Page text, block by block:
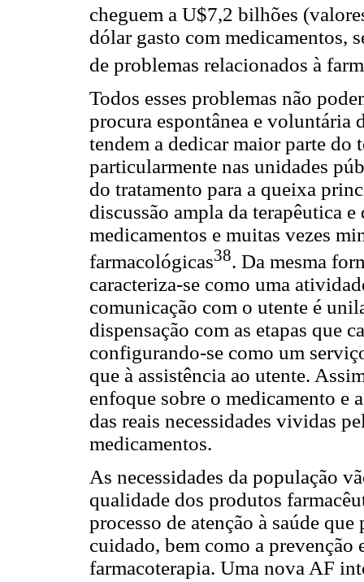
cheguem a U$7,2 bilhões
dólar gasto com medicamentos,
de problemas relacionados à
Todos esses problemas não
procura espontânea e voluntária
tendem a dedicar maior parte
particularmente nas unidades
do tratamento para a queixa
discussão ampla da terapêutica
medicamentos e muitas vezes
farmacológicas38. Da mesma
caracteriza-se como uma
comunicação com o utente é
dispensação com as etapas que
configurando-se como um
que à assistência ao utente.
enfoque sobre o medicamento e
das reais necessidades vividas
medicamentos.
As necessidades da população
qualidade dos produtos
processo de atenção à saúde
cuidado, bem como a prevenção
farmacoterapia. Uma nova AF